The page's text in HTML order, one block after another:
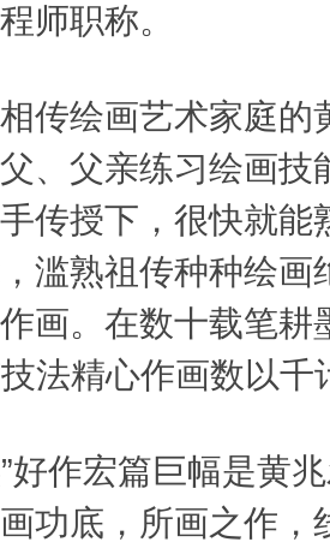
师职称。
传绘画艺术家庭的
、父亲练习绘画技
传授下，很快就能
滥熟祖传种种绘画
画。在数十载笔耕
技法精心作画数以千
”好作宏篇巨幅是黄
功底，所画之作，